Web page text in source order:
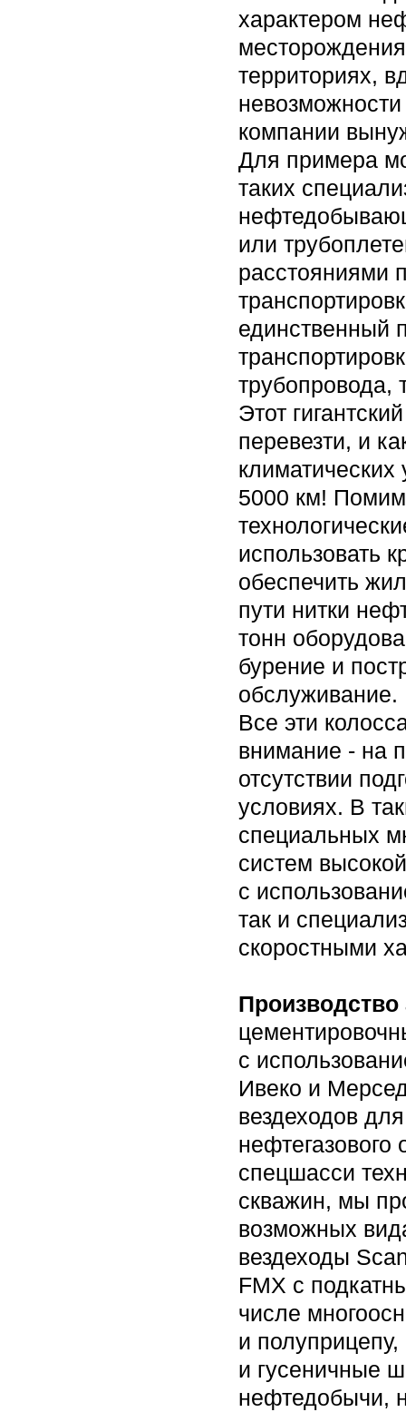
характером
территориях,
компании
Для примера
таких
или
расстояниями
единственный
трубопровода,
Этот
перевезти, и
климатических
5000 км!
использовать
обеспечить
пути нитки
тонн
бурение и
обслуживание.
Все эти
внимание - на
отсутствии
условиях. В
специальных
систем
с
так и
скоростными
с
Ивеко и
вездеходов
спецшасси
скважин, мы
возможных
вездеходы
FMX с
числе
и
и гусеничные
нефтедобычи,